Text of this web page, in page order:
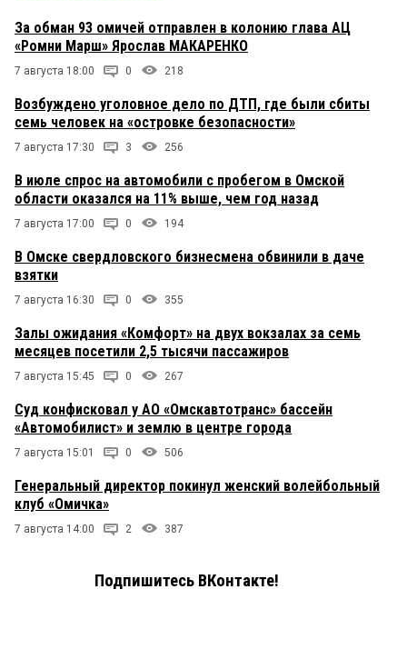
За обман 93 омичей отправлен в колонию глава АЦ
«Ромни Марш» Ярослав МАКАРЕНКО
7 августа 18:00 0 218
Возбуждено уголовное дело по ДТП, где были сбиты
семь человек на «островке безопасности»
7 августа 17:30 3 256
В июле спрос на автомобили с пробегом в Омской
области оказался на 11% выше, чем год назад
7 августа 17:00 0 194
В Омске свердловского бизнесмена обвинили в даче
взятки
7 августа 16:30 0 355
Залы ожидания «Комфорт» на двух вокзалах за семь
месяцев посетили 2,5 тысячи пассажиров
7 августа 15:45 0 267
Суд конфисковал у АО «Омскавтотранс» бассейн
«Автомобилист» и землю в центре города
7 августа 15:01 0 506
Генеральный директор покинул женский волейбольный
клуб «Омичка»
7 августа 14:00 2 387
Подпишитесь ВКонтакте!